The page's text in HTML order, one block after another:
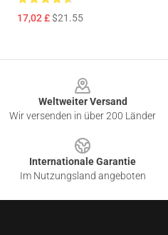
17,02 £$21.55
Weltweiter Versand
Wir versenden in über 200 Länder
Internationale Garantie
Im Nutzungsland angeboten